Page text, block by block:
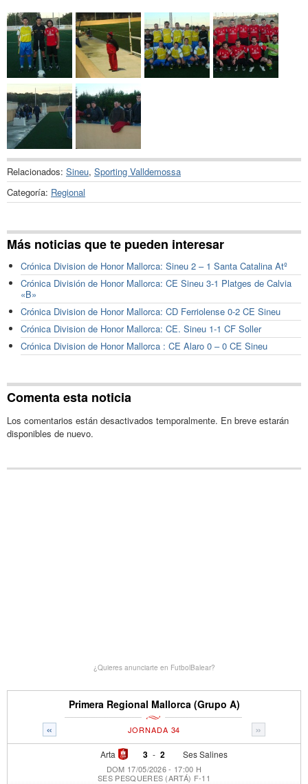
Relacionados: Sineu, Sporting Valldemossa
Categoría: Regional
Más noticias que te pueden interesar
Crónica Division de Honor Mallorca: Sineu 2 – 1 Santa Catalina Atº
Crónica División de Honor Mallorca: CE Sineu 3-1 Platges de Calvia
«B»
Crónica Division de Honor Mallorca: CD Ferriolense 0-2 CE Sineu
Crónica Division de Honor Mallorca: CE. Sineu 1-1 CF Soller
Crónica Division de Honor Mallorca : CE Alaro 0 – 0 CE Sineu
Comenta esta noticia
Los comentarios están desactivados temporalmente. En breve estarán
disponibles de nuevo.
¿Quieres anunciarte en FutbolBalear?
Primera Regional Mallorca (Grupo A)
« »
JORNADA 34
Arta 3 - Ses Salines
2
DOM 17/05/2026 - 17:00 H
SES PESQUERES (ARTÁ) F-11